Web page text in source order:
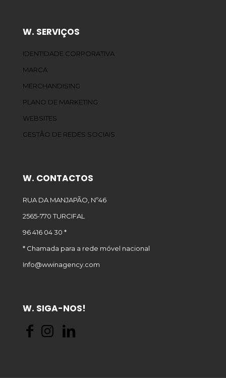
W. SERVIÇOS
IDENTIDADE CORPORATIVA
MARCA
MERCHANDISING
PLANO DE MARKETING
WEBSITES
GESTÃO DE REDES SOCIAIS
W. CONTACTOS
RUA DA MANJAPÃO, Nº46
2565-770 TURCIFAL
96 416 04 30 *
* Chamada para a rede móvel nacional
Info@wwinagency.com
W. SIGA-NOS!